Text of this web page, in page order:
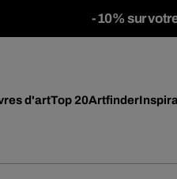
-10% sur
d'artTop 20Artfinder